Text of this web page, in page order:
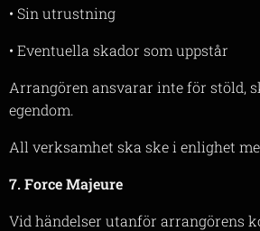
• Sin utrustning
• Eventuella skador som uppstår
Arrangören ansvarar inte för stöld,
egendom.
All verksamhet ska ske i enlighet
7. Force Majeure
Vid händelser utanför arrangörens